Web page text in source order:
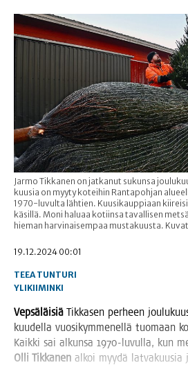
Jarmo Tikkanen on jatkanut sukunsa
kuusia on myyty koteihin Rantapohjan
1970-luvulta lähtien. Kuusikauppiaan
käsillä. Moni haluaa kotiinsa tavallisen
hieman harvinaisempaa mustakuusta.
19.12.2024 00:01
TEEA TUNTURI
YLIKIIMINKI
Vep­sä­läi­siä Tik­ka­sen per­heen
kuu­del­la vuo­si­kym­me­nel­lä tuo­maan
Kaik­ki sai alkun­sa 1970-luvul­la, kun
Olli Tik­ka­nen alkoi myy­dä lat­va­kuusia